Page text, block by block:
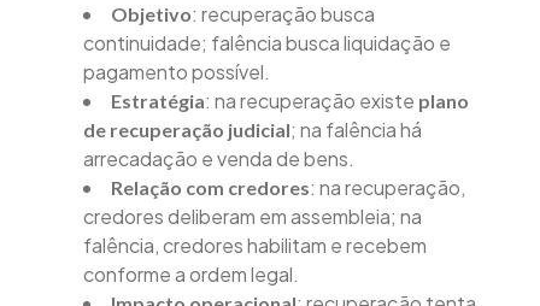
Objetivo: recuperação busca
continuidade; falência busca liquidação e
pagamento possível.
Estratégia: na recuperação existe plano
de recuperação judicial; na falência há
arrecadação e venda de bens.
Relação com credores: na recuperação,
credores deliberam em assembleia; na
falência, credores habilitam e recebem
conforme a ordem legal.